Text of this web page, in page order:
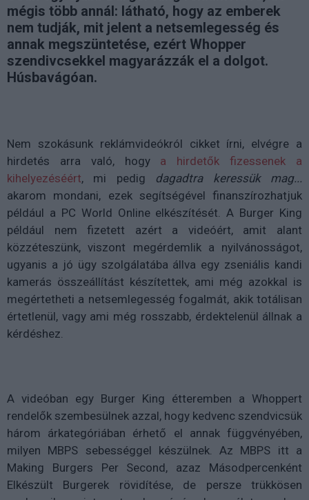
mégis több annál: látható, hogy az emberek
nem tudják, mit jelent a netsemlegesség és
annak megszüntetése, ezért Whopper
szendivcsekkel magyarázzák el a dolgot.
Húsbavágóan.
Nem szokásunk reklámvideókról cikket írni, elvégre a
hirdetés arra való, hogy a hirdetők fizessenek a
kihelyezéséért, mi pedig dagadtra keressük mag...
akarom mondani, ezek segítségével finanszírozhatjuk
például a PC World Online elkészítését. A Burger King
például nem fizetett azért a videóért, amit alant
közzéteszünk, viszont megérdemlik a nyilvánosságot,
ugyanis a jó ügy szolgálatába állva egy zseniális kandi
kamerás összeállítást készítettek, ami még azokkal is
megértetheti a netsemlegesség fogalmát, akik totálisan
értetlenül, vagy ami még rosszabb, érdektelenül állnak a
kérdéshez.
A videóban egy Burger King étteremben a Whoppert
rendelők szembesülnek azzal, hogy kedvenc szendvicsük
három árkategóriában érhető el annak függvényében,
milyen MBPS sebességgel készülnek. Az MBPS itt a
Making Burgers Per Second, azaz Másodpercenként
Elkészült Burgerek rövidítése, de persze trükkösen